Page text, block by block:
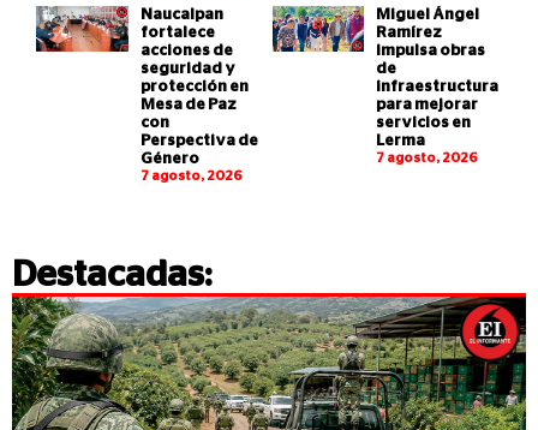
Naucalpan
fortalece
acciones de
seguridad y
protección en
Mesa de Paz
con
Perspectiva de
Género
7 agosto, 2026
Miguel Ángel
Ramírez
impulsa obras
de
infraestructura
para mejorar
servicios en
Lerma
7 agosto, 2026
Destacadas: